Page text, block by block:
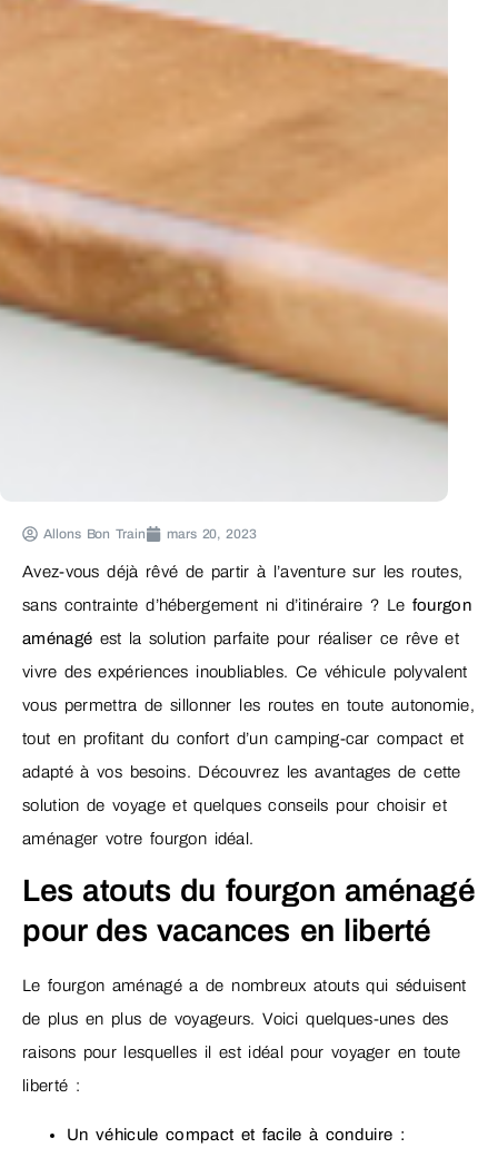
Allons Bon Train mars 20, 2023
Avez-vous déjà rêvé de partir à l’aventure sur les routes,
sans contrainte d’hébergement ni d’itinéraire ? Le fourgon
aménagé est la solution parfaite pour réaliser ce rêve et
vivre des expériences inoubliables. Ce véhicule polyvalent
vous permettra de sillonner les routes en toute autonomie,
tout en profitant du confort d’un camping-car compact et
adapté à vos besoins. Découvrez les avantages de cette
solution de voyage et quelques conseils pour choisir et
aménager votre fourgon idéal.
Les atouts du fourgon aménagé
pour des vacances en liberté
Le fourgon aménagé a de nombreux atouts qui séduisent
de plus en plus de voyageurs. Voici quelques-unes des
raisons pour lesquelles il est idéal pour voyager en toute
liberté :
Un véhicule compact et facile à conduire :